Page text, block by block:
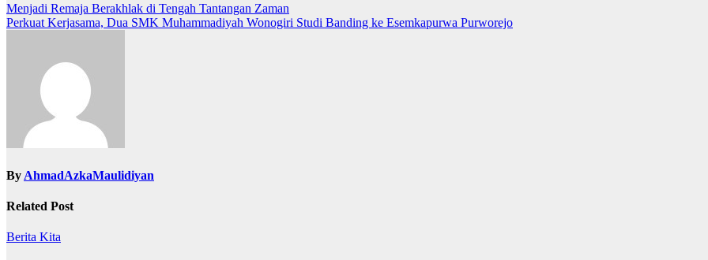
Post
navigation
Menjadi Remaja Berakhlak di Tengah Tantangan Zaman
Perkuat Kerjasama, Dua SMK Muhammadiyah Wonogiri Studi Banding ke Esemkapurwa Purworejo
By AhmadAzkaMaulidiyan
Related Post
Berita Kita